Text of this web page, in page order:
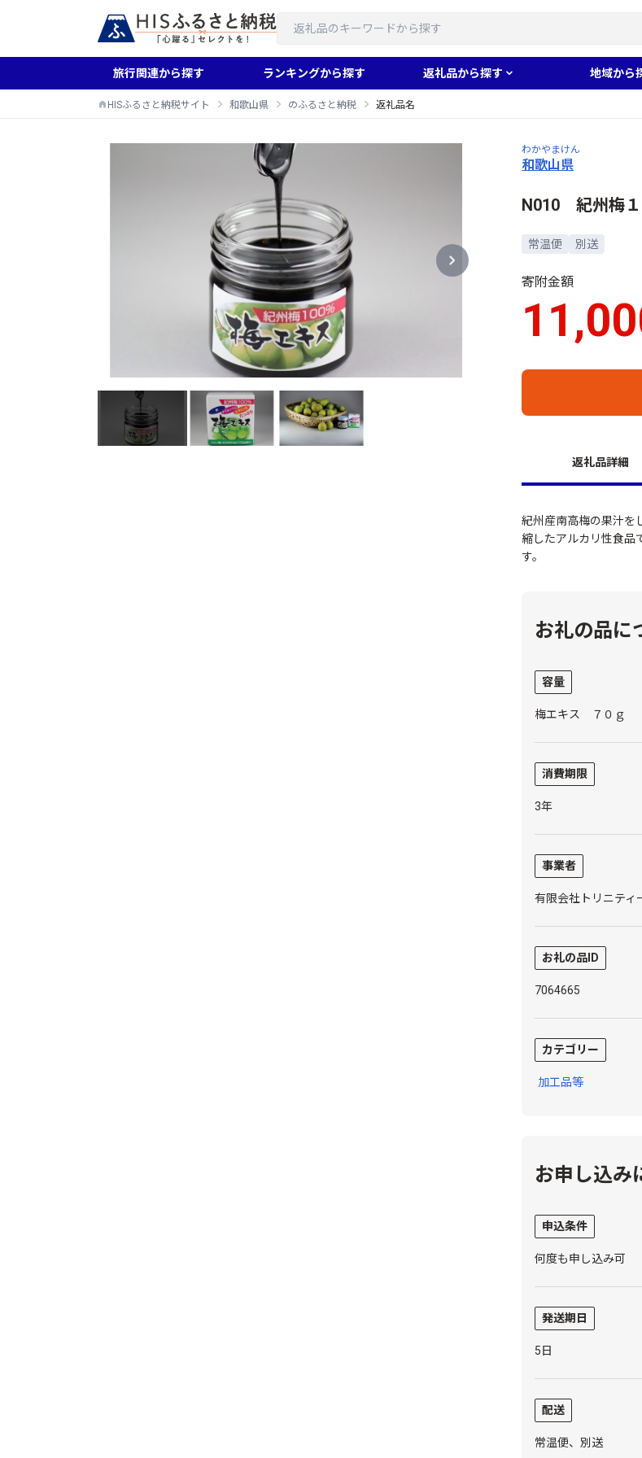
旅行関連から探す ランキングから探す 返礼品から探す 地域から
HISふるさと納税サイト 和歌山県 のふるさと納税 返礼品名
わかやまけん
和歌山県
N010 紀州梅
常温便 別送
寄附金額
返礼品詳細
紀州産南高梅の果汁を
縮したアルカリ性食品
す。
お礼の品に
容量
梅エキス ７０ｇ
消費期限
3年
事業者
有限会社トリニティ
お礼の品ID
7064665
カテゴリー
加工品等
お申し込み
申込条件
何度も申し込み可
発送期日
5日
配送
常温便、別送